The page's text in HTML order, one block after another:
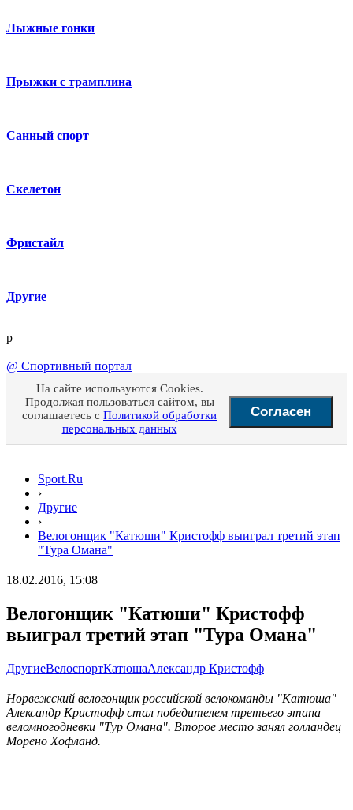
Лыжные гонки
Прыжки с трамплина
Санный спорт
Скелетон
Фристайл
Другие
p
@ Спортивный портал
На сайте используются Cookies.
Продолжая пользоваться сайтом, вы
соглашаетесь с Политикой обработки
персональных данных
Согласен
Sport.Ru
›
Другие
›
Велогонщик "Катюши" Кристофф выиграл третий этап
"Тура Омана"
18.02.2016, 15:08
Велогонщик "Катюши" Кристофф
выиграл третий этап "Тура Омана"
ДругиеВелоспортКатюшаАлександр Кристофф
Норвежский велогонщик российской велокоманды "Катюша"
Александр Кристофф стал победителем третьего этапа
веломногодневки "Тур Омана". Второе место занял голландец
Морено Хофланд.